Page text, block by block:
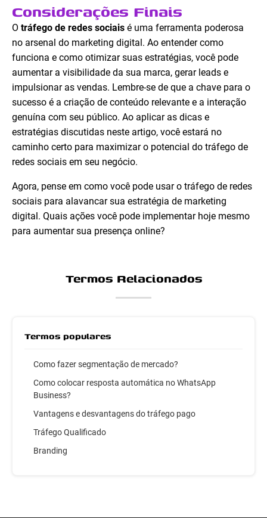
Considerações Finais
O tráfego de redes sociais é uma ferramenta poderosa
no arsenal do marketing digital. Ao entender como
funciona e como otimizar suas estratégias, você pode
aumentar a visibilidade da sua marca, gerar leads e
impulsionar as vendas. Lembre-se de que a chave para o
sucesso é a criação de conteúdo relevante e a interação
genuína com seu público. Ao aplicar as dicas e
estratégias discutidas neste artigo, você estará no
caminho certo para maximizar o potencial do tráfego de
redes sociais em seu negócio.
Agora, pense em como você pode usar o tráfego de redes
sociais para alavancar sua estratégia de marketing
digital. Quais ações você pode implementar hoje mesmo
para aumentar sua presença online?
Termos Relacionados
Termos populares
Como fazer segmentação de mercado?
Como colocar resposta automática no WhatsApp
Business?
Vantagens e desvantagens do tráfego pago
Tráfego Qualificado
Branding